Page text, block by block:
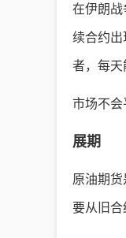
在伊朗战
续合约出
者，每天
市场不会
展期
原油期
要从旧合